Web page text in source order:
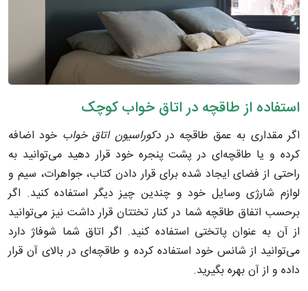
استفاده از طاقچه‌ در اتاق خواب کوچک
اگر مقداری به عمق طاقچه دردکوراسیون اتاق خواب خود اضافه
کرده و یا طاقچه‌ای در پشت پنجره خود قرار دهید می‌توانید به
راحتی از فضای ایجاد شده برای قرار دادن کتاب، جواهرات، سیم و
لوازم شارژی وسایل خود و چندین چیز دیگر استفاده کنید. اگر
برحسب اتفاق طاقچه شما در کنار تختتان قرار داشت نیز می‌توانید
از آن به عنوان پاتختی استفاده کنید. اگر اتاق شما شوفاژ دارد
می‌توانید از شانس خود استفاده کرده و طاقچه‌ای در بالای آن قرار
داده و از آن بهره بگیرید.